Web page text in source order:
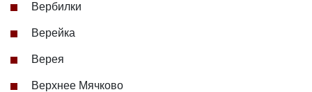
Вербилки
Верейка
Верея
Верхнее Мячково